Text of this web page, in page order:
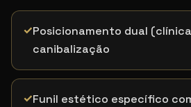
✓Posicionamento dual
canibalização
✓Funil estético específico